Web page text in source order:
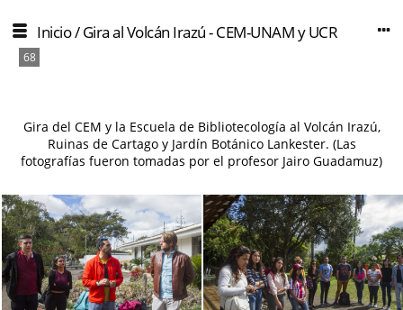
Inicio/Gira al Volcán Irazú - CEM-UNAM y UCR
68
Gira del CEM y la Escuela de Bibliotecología al Volcán Irazú,
Ruinas de Cartago y Jardín Botánico Lankester. (Las
fotografías fueron tomadas por el profesor Jairo Guadamuz)